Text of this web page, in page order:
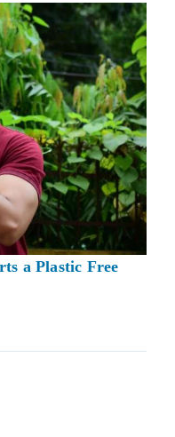
a Plastic Free